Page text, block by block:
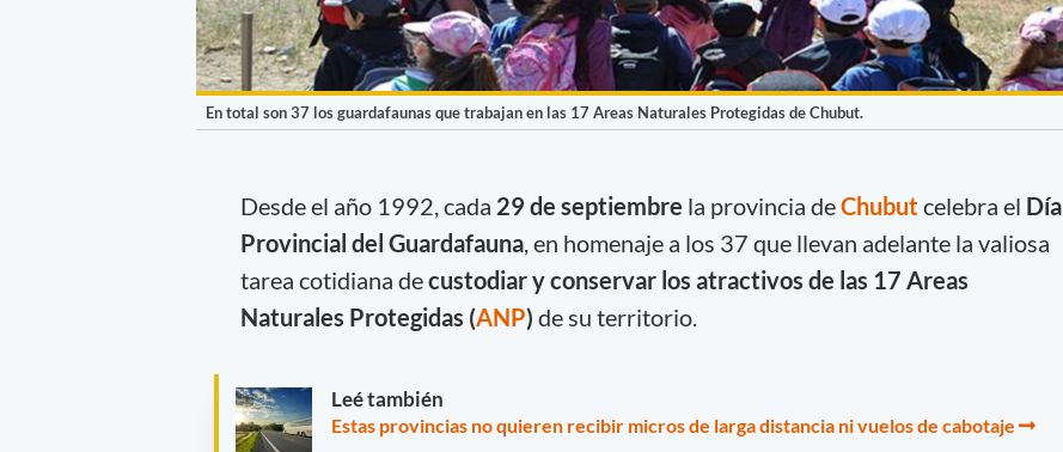
En total son 37 los guardafaunas que trabajan en las 17 Areas Naturales Protegidas de Chubut.
Desde el año 1992, cada 29 de septiembre la provincia deChubutcelebra el Día
Provincial del Guardafauna, en homenaje a los 37 que llevan adelante la valiosa
tarea cotidiana decustodiar y conservar los atractivos de las 17 Areas
Naturales Protegidas (ANP) de su territorio.
Leé también
Estas provincias no quieren recibir micros de larga distancia ni vuelos de cabotaje